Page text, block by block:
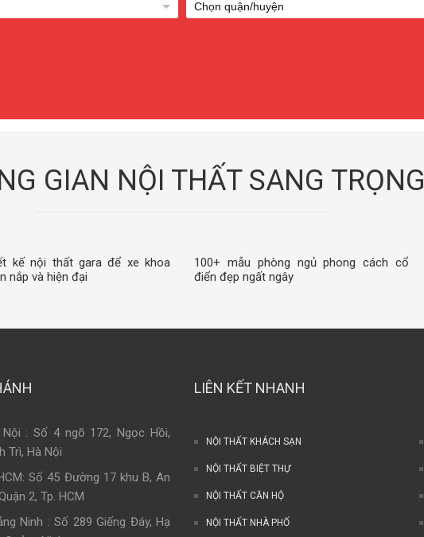
GIAN NỘI THẤT SANG TRỌNG
kế nội thất gara để xe khoa
nắp và hiện đại
100+ mẫu phòng ngủ phong cách cổ
điển đẹp ngất ngây
: Số 4 ngõ 172, Ngọc Hồi,
Trì, Hà Nội
Số 45 Đường 17 khu B, An
2, Tp. HCM
Ninh : Số 289 Giếng Đáy, Hạ
LIÊN KẾT NHANH
NỘI THẤT KHÁCH SẠN
NỘI THẤT BIỆT THỰ
NỘI THẤT CĂN HỘ
NỘI THẤT NHÀ PHỐ